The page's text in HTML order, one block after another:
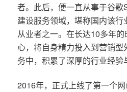
者。此后，便一直从事于谷
建设服务领域，堪称国内该
从业者之一。在长达10多年
心，将自身精力投入到营销
务中，积累了深厚的行业经验
2016年，正式上线了第一个网